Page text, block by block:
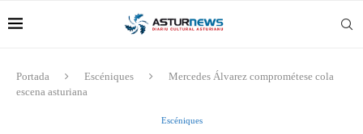
Portada Escéniques
Mercedes Álvarez comprométese cola
escena asturiana
Escéniques